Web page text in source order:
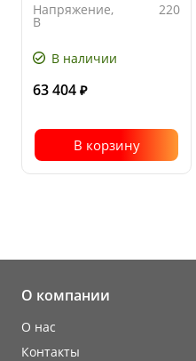
Напряжение,
В
220
входной ток,
А
В наличии
63 404 ₽
В корзину
О компании
О нас
Контакты